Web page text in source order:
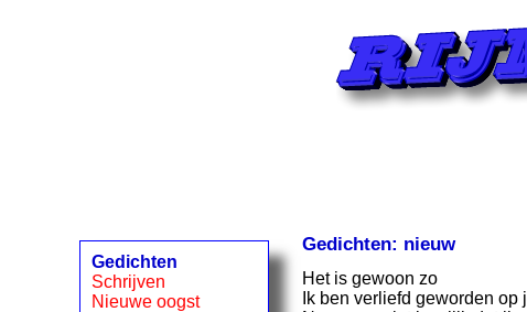
Gedichten
Schrijven
Nieuwe oogst
Gedichten: nieuw
Het is gewoon zo
Ik ben verliefd geworden